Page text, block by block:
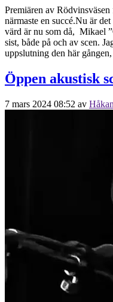
Premiären av
närmaste en succé.Nu är
värd är nu som då, Mikael
sist, både på och av scen.
uppslutning den här
Öppen akustisk
7 mars 2024 08:52 av